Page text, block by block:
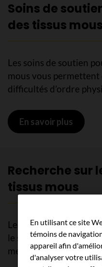
Soins de
des tissus mous
Les soins de soutien
mous vous
difficultés d’ordre
En savoir plus sur
Recherche sur
tissus mous
Les chercheurs en
le sarcome des tissus
meilleures façons de
En utilisant ce site
témoins de
appareil afin
d'analyser votre